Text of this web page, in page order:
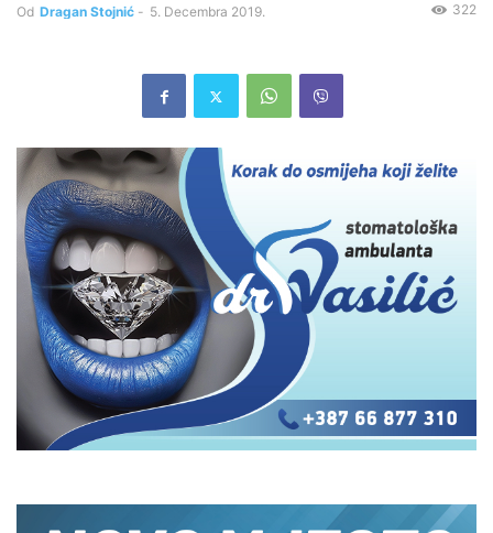
Od Dragan Stojnić - 5. Decembra 2019. 322